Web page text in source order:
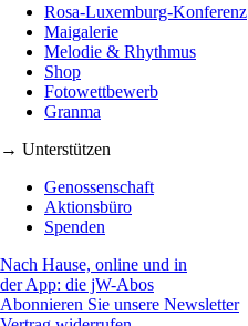
Rosa-Luxemburg-Konferenz
Maigalerie
Melodie & Rhythmus
Shop
Fotowettbewerb
Granma
→ Unterstützen
Genossenschaft
Aktionsbüro
Spenden
Nach Hause, online und in
der App: die jW-Abos
Abonnieren Sie unsere Newsletter